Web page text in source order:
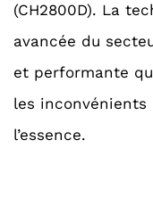
(CH2800D). La
avancée du
et performante
les inconvénients
l’essence.